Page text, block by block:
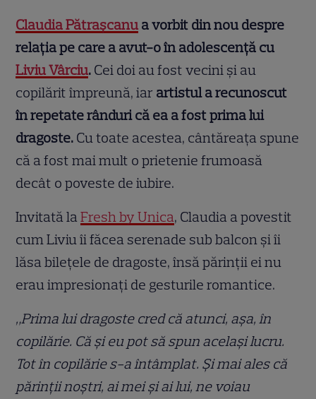
Claudia Pătrașcanu a vorbit din nou despre
relația pe care a avut-o în adolescență cu
Liviu Vârciu. Cei doi au fost vecini și au
copilărit împreună, iar artistul a recunoscut
în repetate rânduri că ea a fost prima lui
dragoste. Cu toate acestea, cântăreața spune
că a fost mai mult o prietenie frumoasă
decât o poveste de iubire.
Invitată laFresh by Unica, Claudia a povestit
cum Liviu îi făcea serenade sub balcon și îi
lăsa bilețele de dragoste, însă părinții ei nu
erau impresionați de gesturile romantice.
„Prima lui dragoste cred că atunci, așa, în
copilărie. Că și eu pot să spun același lucru.
Tot în copilărie s-a întâmplat. Și mai ales că
părinții noștri, ai mei și ai lui, ne voiau